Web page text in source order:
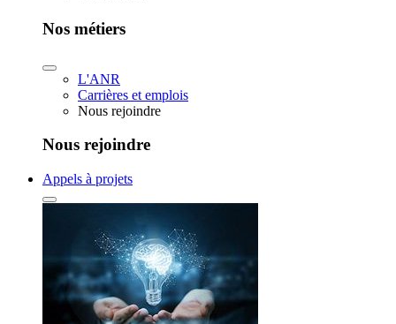
Nos métiers
L'ANR
Carrières et emplois
Nous rejoindre
Nous rejoindre
Appels à projets